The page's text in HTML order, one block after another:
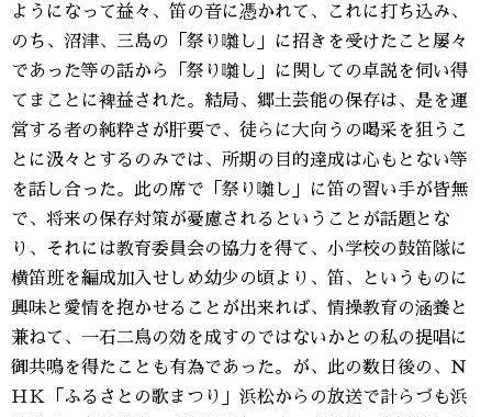
ようになって益々、笛の音に憑かれて、これに打ち込み、
のち、沼津、三島の「祭り囃し」に招きを受けたこと屡々
であった等の話から「祭り囃し」に関しての卓説を伺い得
てまことに裨益された。結局、郷土芸能の保存は、是を運
営する者の純粋さが肝要で、徒らに大向うの喝采を狙うこ
とに汲々とするのみでは、所期の目的達成は心もとない等
を話し合った。此の席で「祭り囃し」に笛の習い手が皆無
で、将来の保存対策が憂慮されるということが話題とな
り、それには教育委員会の協力を得て、小学校の鼓笛隊に
横笛班を編成加入せしめ幼少の頃より、笛、というものに
興味と愛情を抱かせることが出来れば、情操教育の涵養と
兼ねて、一石二鳥の効を成すのではないかとの私の提唱に
御共鳴を得たことも有為であった。が、此の数日後の、Ｎ
ＨＫ「ふるさとの歌まつり」浜松からの放送で計らづも浜